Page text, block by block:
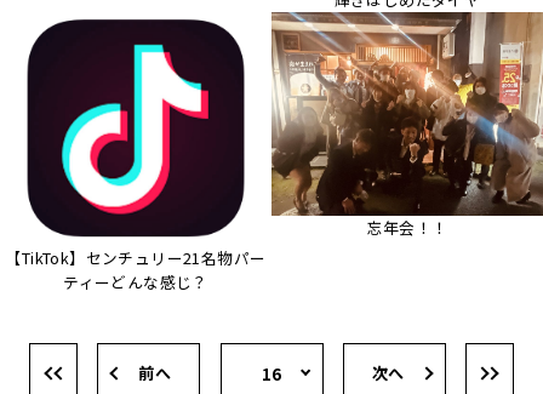
【TikTok】センチュリー21名物パー
ティーどんな感じ？
忘年会！！
前へ 16 次へ